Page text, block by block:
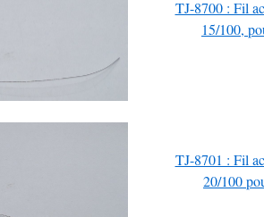
TJ-8700 : Fil
15/100,
TJ-8701 : Fil
20/100